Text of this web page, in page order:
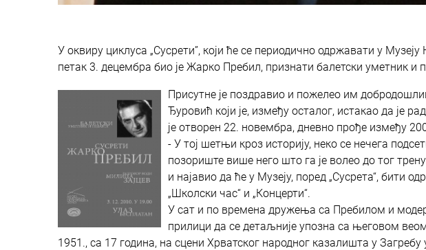
У оквиру циклуса „Сусрети”, који ће се периодично одржавати у
петак 3. децембра био је Жарко Пребил, признати балетски уметник и
Присутне је поздравио и пожелео им
Ђуровић који је, између осталог, истакао да је
је отворен 22. новембра, дневно прође између
- У тој шетњи кроз историју, неко се нечега
позориште више него што га је волео до тог
и најавио да ће у Музеју, поред „Сусрета“, бити
„Школски час“ и „Концерти“.
У сат и по времена дружења са Пребилом и
прилици да се детаљније упозна са његовом
1951., са 17 година, на сцени Хрватског народног казалишта у